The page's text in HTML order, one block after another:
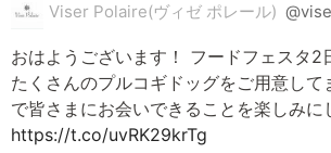
Viser Polaire(ヴィゼ ポレール)
おはようございます！ フードフェスタ2
たくさんのプルコギドッグをご用意して
で皆さまにお会いできることを楽しみに
https://t.co/uvRK29krTg